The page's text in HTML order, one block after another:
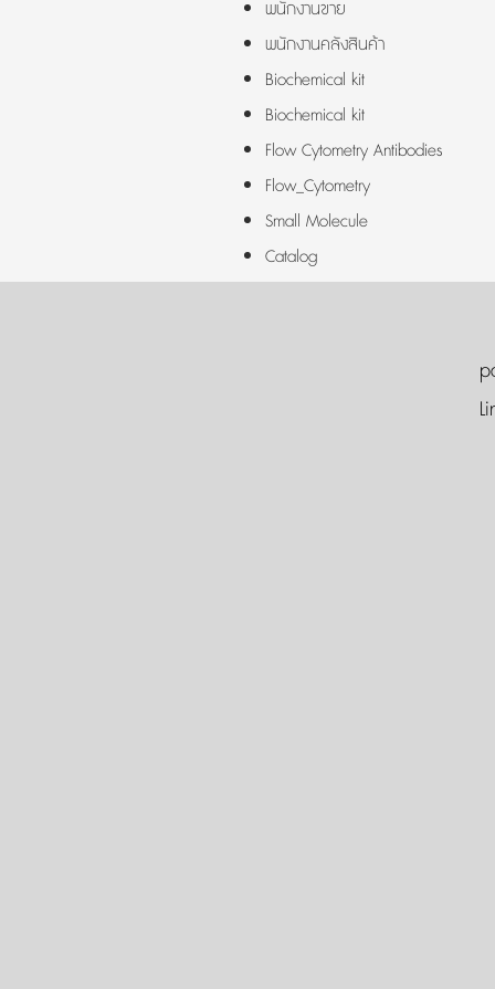
พนักงานขาย
พนักงานคลังสินค้า
Biochemical kit
Biochemical kit
Flow Cytometry Antibodies
Flow_Cytometry
Small Molecule
Catalog